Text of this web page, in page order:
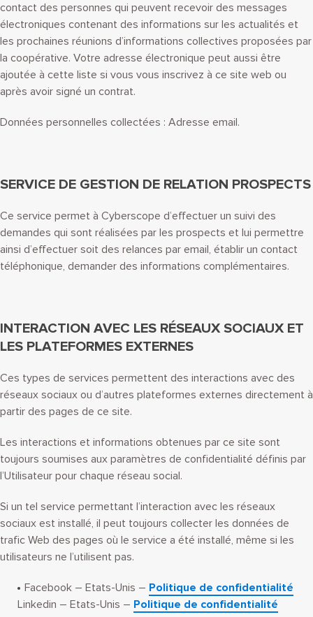
contact des personnes qui peuvent recevoir des messages
électroniques contenant des informations sur les actualités et
les prochaines réunions d’informations collectives proposées par
la coopérative. Votre adresse électronique peut aussi être
ajoutée à cette liste si vous vous inscrivez à ce site web ou
après avoir signé un contrat.
Données personnelles collectées : Adresse email.
SERVICE DE GESTION DE RELATION PROSPECTS
Ce service permet à Cyberscope d’effectuer un suivi des
demandes qui sont réalisées par les prospects et lui permettre
ainsi d’effectuer soit des relances par email, établir un contact
téléphonique, demander des informations complémentaires.
INTERACTION AVEC LES RÉSEAUX SOCIAUX ET
LES PLATEFORMES EXTERNES
Ces types de services permettent des interactions avec des
réseaux sociaux ou d’autres plateformes externes directement à
partir des pages de ce site.
Les interactions et informations obtenues par ce site sont
toujours soumises aux paramètres de confidentialité définis par
l’Utilisateur pour chaque réseau social.
Si un tel service permettant l’interaction avec les réseaux
sociaux est installé, il peut toujours collecter les données de
trafic Web des pages où le service a été installé, même si les
utilisateurs ne l’utilisent pas.
Facebook – Etats-Unis – Politique de confidentialité
Linkedin – Etats-Unis – Politique de confidentialité